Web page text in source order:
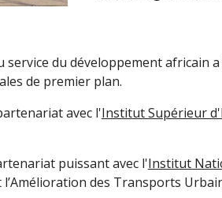
du développement africain
de premier plan.
avec l'Institut Supérieur
puissant avec l'Institut
des Transports